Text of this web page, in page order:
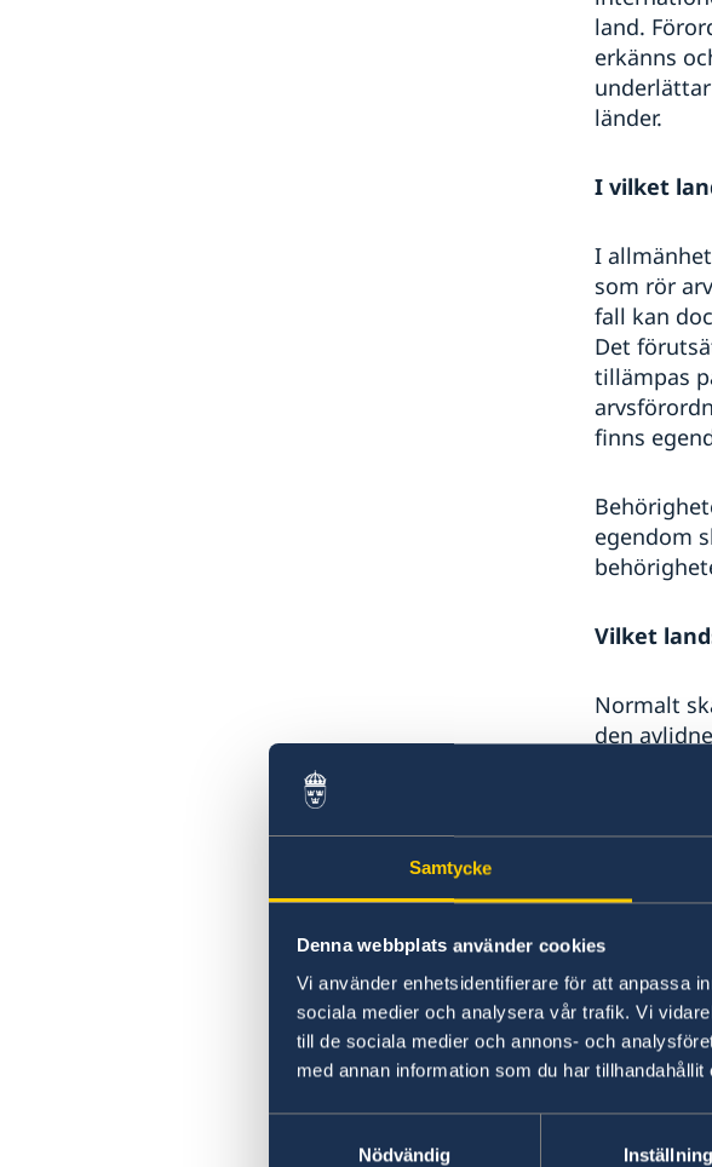
Samtycke
Denna webbplats använder cookies
Vi använder enhetsidentifierare för att anpassa
sociala medier och analysera vår trafik. Vi
till de sociala medier och annons- och
med annan information som du har
Nödvändig
land.
erkänns
länder.
I vilket
I
som rör
fall kan
Det
tillämpas
finns
egendom
Vilket
Normalt
den
Genom
lag som
särskilt
är
oavsett
något
När
makes